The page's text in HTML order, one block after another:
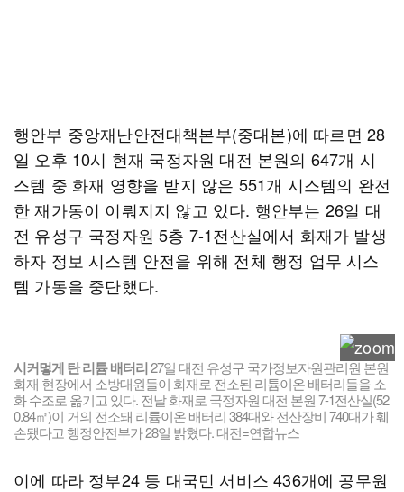
행안부 중앙재난안전대책본부(중대본)에 따르면 28
일 오후 10시 현재 국정자원 대전 본원의 647개 시
스템 중 화재 영향을 받지 않은 551개 시스템의 완전
한 재가동이 이뤄지지 않고 있다. 행안부는 26일 대
전 유성구 국정자원 5층 7-1전산실에서 화재가 발생
하자 정보 시스템 안전을 위해 전체 행정 업무 시스
템 가동을 중단했다.
시커멓게 탄 리튬 배터리27일 대전 유성구 국가정보자원관리원 본원
화재 현장에서 소방대원들이 화재로 전소된 리튬이온 배터리들을 소
화 수조로 옮기고 있다. 전날 화재로 국정자원 대전 본원 7-1전산실(52
0.84㎡)이 거의 전소돼 리튬이온 배터리 384대와 전산장비 740대가 훼
손됐다고 행정안전부가 28일 밝혔다. 대전=연합뉴스
이에 따라 정부24 등 대국민 서비스 436개에 공무원